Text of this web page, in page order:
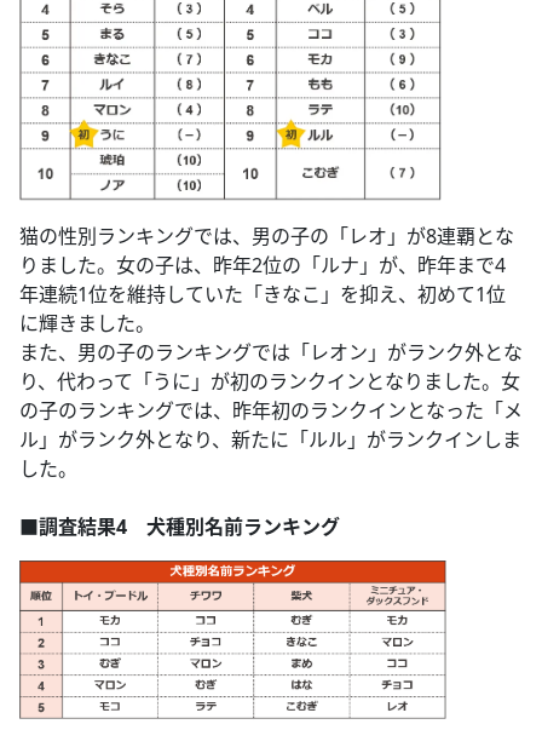
猫の性別ランキングでは、男の子の「レオ」が8連覇とな
りました。女の子は、昨年2位の「ルナ」が、昨年まで4
年連続1位を維持していた「きなこ」を抑え、初めて1位
に輝きました。
また、男の子のランキングでは「レオン」がランク外とな
り、代わって「うに」が初のランクインとなりました。女
の子のランキングでは、昨年初のランクインとなった「メ
ル」がランク外となり、新たに「ルル」がランクインしま
した。
■調査結果4 犬種別名前ランキング